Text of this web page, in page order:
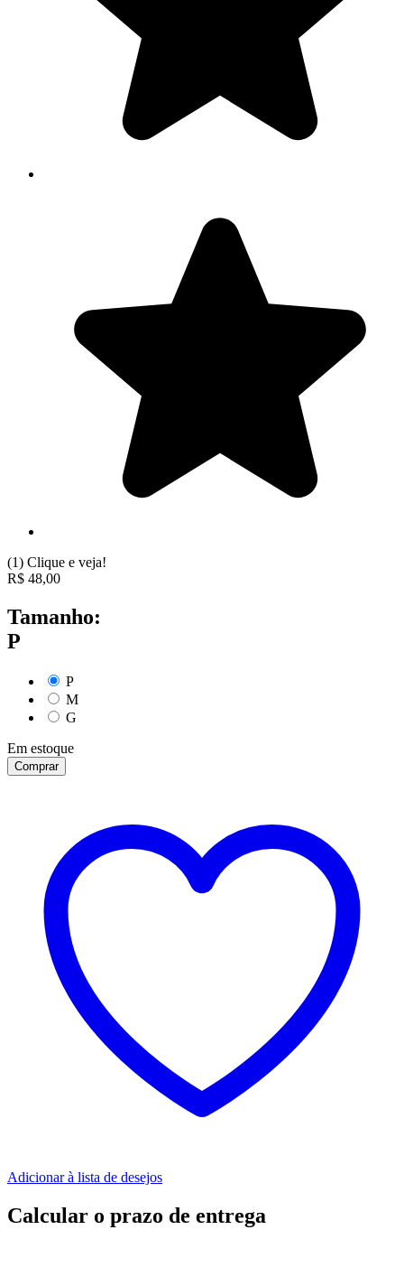
(1) Clique e veja!
R$ 48,00
Tamanho:
P
P
M
G
Em estoque
Comprar
Adicionar à lista de desejos
Calcular o prazo de entrega